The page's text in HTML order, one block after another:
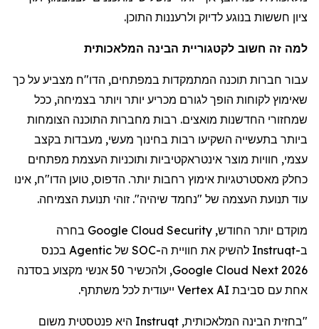
ציון חששות בנוגע לדיוק ולרעננות התוכן.
למה זה חשוב לקטגוריית הבינה המלאכותית
עבור חברות תוכנה המתמקדות במפתחים, הדו"ח מצביע על כך
שאימוץ לקוחות הופך לגורם מכריע יותר ויותר בצמיחה, ככל
שמחזורי החדשנות מואצים. רבות מחברות התוכנה הצומחות
ביותר בתעשייה השקיעו רבות בחינוך מעשי, מעבדות בקצב
עצמי, חוויות מוצר אינטראקטיביות ותוכניות העצמת מפתחים
כחלק מאסטרטגיות אימוץ רחבות יותר. הדפוס, טוען הדו"ח, אינו
עוד תנועת העצמה של "נחמד שיהיה". זוהי תנועת הצמיחה.
מוקדם יותר החודש, Google Cloud Security בחרה
ב-Instruqt להשיק את חוויית ה-SOC של Agentic בכנס
Google Cloud Next 2026
, ולהכשיר 50 אנשי מקצוע בסדנה
אחת עם סביבת Vertex AI ייעודית לכל משתתף.
"בחזית הבינה המלאכותית, Instruqt היא פנטסטית משום